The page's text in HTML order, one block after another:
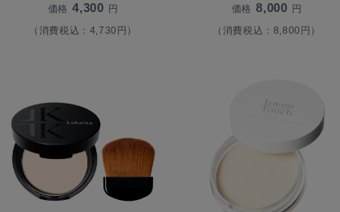
価格 4,300 円
（消費税込：4,730円）
価格 8,000 円
（消費税込：8,800円）